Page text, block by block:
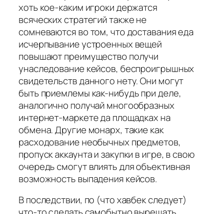
хоть кое-каким игроки держатся
всяческих стратегий также не
сомневаются во том, что доставания еда
исчерпывание устроенных вещей
повышают преимущество получи
унаследование кейсов, беспроигрышных
свидетельств данного нету. Они могут
быть приемлемы как-нибудь при деле,
аналогично получай многообразных
интернет-маркете да площадках на
обмена. Другие монарх, такие как
расходование необычных предметов,
пропуск аккаунта и закупки в игре, в свою
очередь смогут влиять для объективная
возможность выпадения кейсов.
В последствии, по (что хавбек следует)